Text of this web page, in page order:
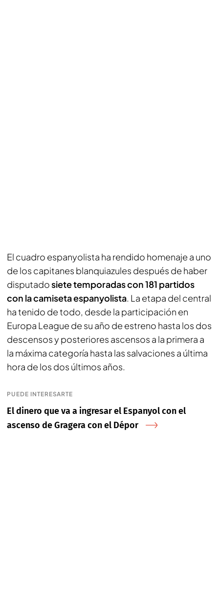
El cuadro espanyolista ha rendido homenaje a uno
de los capitanes blanquiazules después de haber
disputadosiete temporadas con 181 partidos
con la camiseta espanyolista. La etapa del central
ha tenido de todo, desde la participación en
Europa League de su año de estreno hasta los dos
descensos y posteriores ascensos a la primera a
la máxima categoría hasta las salvaciones a última
hora de los dos últimos años.
PUEDE INTERESARTE
El dinero que va a ingresar el Espanyol con el
ascenso de Gragera con el Dépor